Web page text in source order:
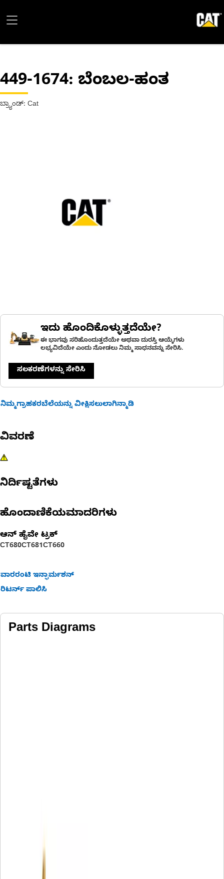
449-1674: ಬೆಂಬಲ-ಹಂತ
ಬ್ರ್ಯಾಂಡ್: Cat
ಇದು ಹೊಂದಿಕೊಳ್ಳುತ್ತದೆಯೇ?
ಈ ಭಾಗವು ಸರಿಹೊಂದುತ್ತದೆಯೇ ಅಥವಾ ದುರಸ್ತಿ ಆಯ್ಕೆಗಳು
ಲಭ್ಯವಿದೆಯೇ ಎಂದು ನೋಡಲು ನಿಮ್ಮ ಸಾಧನವನ್ನು ಸೇರಿಸಿ.
ಸಲಕರಣೆಗಳನ್ನು ಸೇರಿಸಿ
ನಿಮ್ಮಗ್ರಾಹಕರಬೆಲೆಯನ್ನು ವೀಕ್ಷಿಸಲುಲಾಗಿನ್ಮಾಡಿ
ವಿವರಣೆ
ನಿರ್ದಿಷ್ಟತೆಗಳು
ಹೊಂದಾಣಿಕೆಯಮಾದರಿಗಳು
ಆನ್ ಹೈವೇ ಟ್ರಕ್
CT680CT681CT660
ವಾರರಂಟಿ ಇನ್ಫಾರ್ಮಶನ್
ರಿಟರ್ನ್ ಪಾಲಿಸಿ
Parts Diagrams